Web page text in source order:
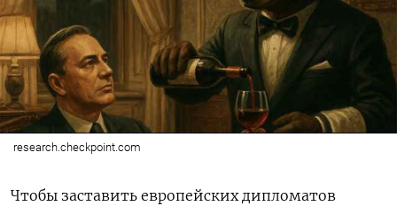
research.checkpoint.com
Чтобы заставить европейских дипломатов